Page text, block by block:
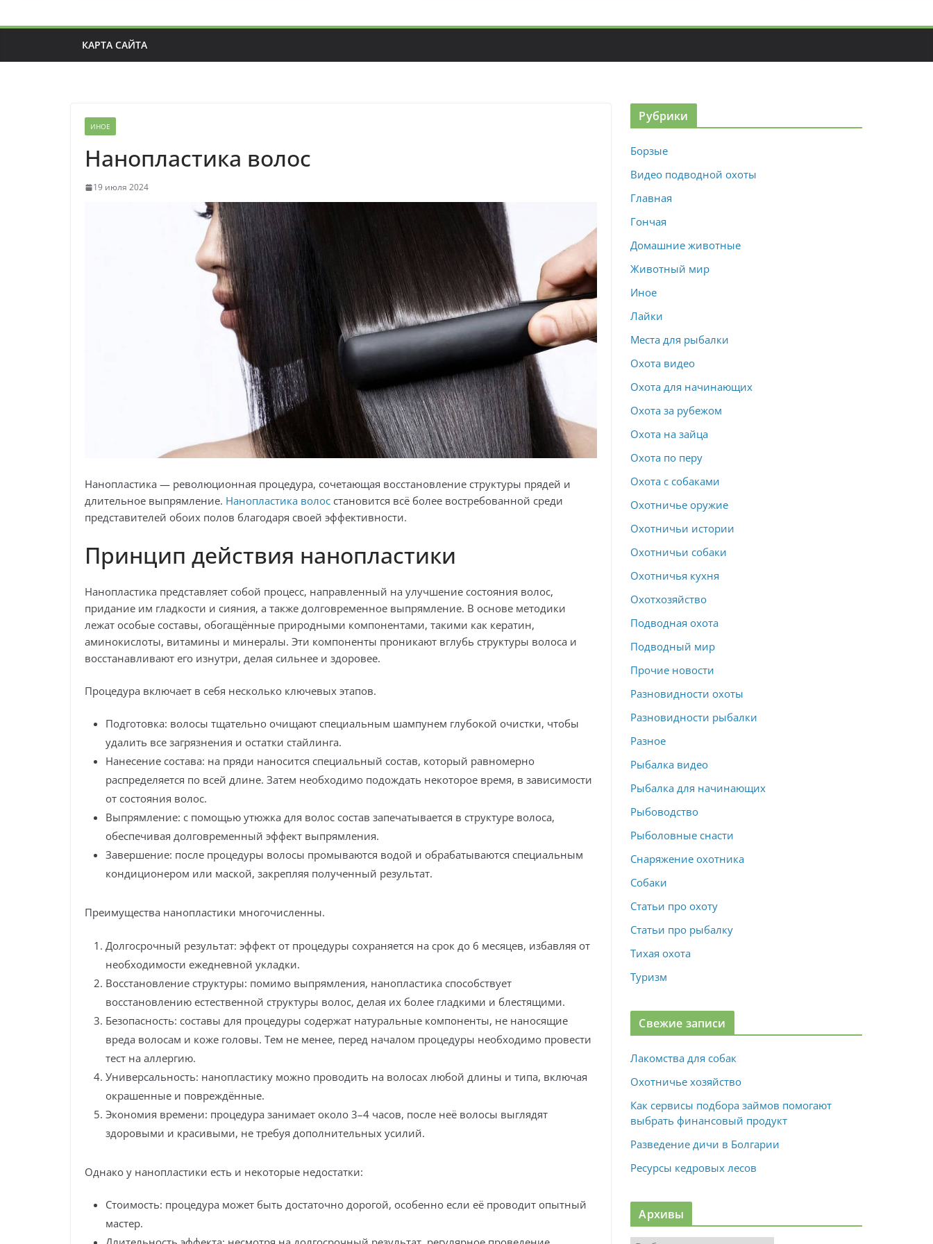
КАРТА САЙТА
ИНОЕ
Нанопластика волос
19 июля 2024
Нанопластика — революционная процедура, сочетающая восстановление структуры прядей и
длительное выпрямление. Нанопластика волос становится всё более востребованной среди
представителей обоих полов благодаря своей эффективности.
Принцип действия нанопластики
Нанопластика представляет собой процесс, направленный на улучшение состояния волос,
придание им гладкости и сияния, а также долговременное выпрямление. В основе методики
лежат особые составы, обогащённые природными компонентами, такими как кератин,
аминокислоты, витамины и минералы. Эти компоненты проникают вглубь структуры волоса и
восстанавливают его изнутри, делая сильнее и здоровее.
Процедура включает в себя несколько ключевых этапов.
Подготовка: волосы тщательно очищают специальным шампунем глубокой очистки, чтобы
удалить все загрязнения и остатки стайлинга.
Нанесение состава: на пряди наносится специальный состав, который равномерно
распределяется по всей длине. Затем необходимо подождать некоторое время, в зависимости
от состояния волос.
Выпрямление: с помощью утюжка для волос состав запечатывается в структуре волоса,
обеспечивая долговременный эффект выпрямления.
Завершение: после процедуры волосы промываются водой и обрабатываются специальным
кондиционером или маской, закрепляя полученный результат.
Преимущества нанопластики многочисленны.
Долгосрочный результат: эффект от процедуры сохраняется на срок до 6 месяцев, избавляя от
необходимости ежедневной укладки.
Восстановление структуры: помимо выпрямления, нанопластика способствует
восстановлению естественной структуры волос, делая их более гладкими и блестящими.
Безопасность: составы для процедуры содержат натуральные компоненты, не наносящие
вреда волосам и коже головы. Тем не менее, перед началом процедуры необходимо провести
тест на аллергию.
Универсальность: нанопластику можно проводить на волосах любой длины и типа, включая
окрашенные и повреждённые.
Экономия времени: процедура занимает около 3–4 часов, после неё волосы выглядят
здоровыми и красивыми, не требуя дополнительных усилий.
Однако у нанопластики есть и некоторые недостатки:
Стоимость: процедура может быть достаточно дорогой, особенно если её проводит опытный
мастер.
Рубрики
Борзые
Видео подводной охоты
Главная
Гончая
Домашние животные
Животный мир
Иное
Лайки
Места для рыбалки
Охота видео
Охота для начинающих
Охота за рубежом
Охота на зайца
Охота по перу
Охота с собаками
Охотничье оружие
Охотничьи истории
Охотничьи собаки
Охотничья кухня
Охотхозяйство
Подводная охота
Подводный мир
Прочие новости
Разновидности охоты
Разновидности рыбалки
Разное
Рыбалка видео
Рыбалка для начинающих
Рыбоводство
Рыболовные снасти
Снаряжение охотника
Собаки
Статьи про охоту
Статьи про рыбалку
Тихая охота
Туризм
Свежие записи
Лакомства для собак
Охотничье хозяйство
Как сервисы подбора займов помогают
выбрать финансовый продукт
Разведение дичи в Болгарии
Ресурсы кедровых лесов
Архивы